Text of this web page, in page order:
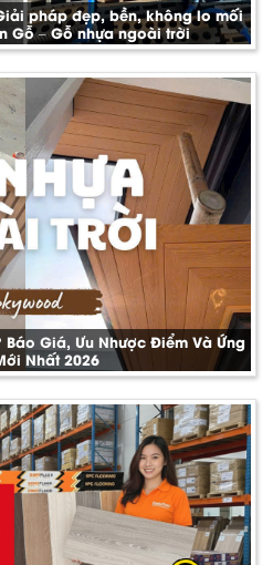
pháp đẹp, bền, không lo mối
Gỗ – Gỗ nhựa ngoài trời
Giá, Ưu Nhược Điểm Và Ứng
Nhất 2026